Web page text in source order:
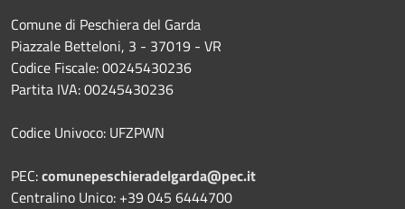
Comune di Peschiera del Garda
Piazzale Betteloni, 3 - 37019 - VR
Codice Fiscale: 00245430236
Partita IVA: 00245430236
Codice Univoco: UFZPWN
PEC:comunepeschieradelgarda@pec.it
Centralino Unico: +39 045 6444700